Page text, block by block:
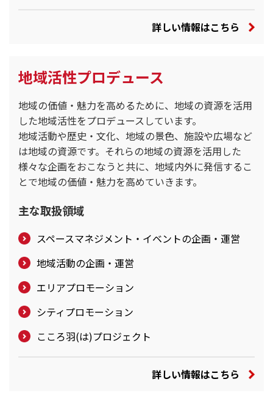
詳しい情報はこちら
地域活性プロデュース
地域の価値・魅力を高めるために、地域の資源を活用
した地域活性をプロデュースしています。
地域活動や歴史・文化、地域の景色、施設や広場など
は地域の資源です。それらの地域の資源を活用した
様々な企画をおこなうと共に、地域内外に発信するこ
とで地域の価値・魅力を高めていきます。
主な取扱領域
スペースマネジメント・イベントの企画・運営
地域活動の企画・運営
エリアプロモーション
シティプロモーション
こころ羽(は)プロジェクト
詳しい情報はこちら